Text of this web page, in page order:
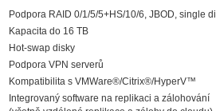
Podpora RAID 0/1/5/5+HS/10/6, JBOD, single
Kapacita do 16 TB
Hot-swap disky
Podpora VPN serverů
Kompatibilita s VMWare®/Citrix®/HyperV™
Integrovaný software na replikaci a zálohování